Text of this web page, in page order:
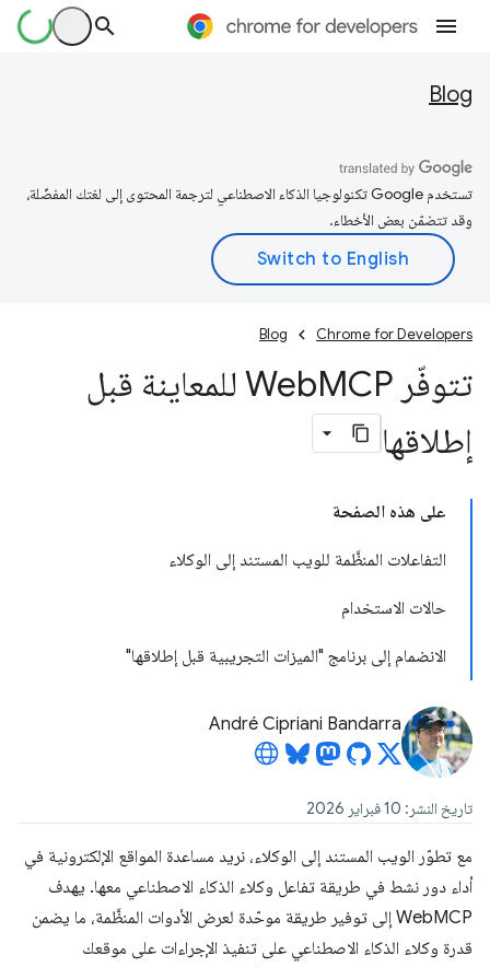
Blog
تستخدم Google تكنولوجيا الذكاء الاصطناعي لترجمة المحتوى إلى لغتك المفضّلة،
وقد تتضمّن بعض الأخطاء.
Chrome for Developers
Blog
تتوفّر Web
MCP للمعاينة قبل
إطلاقها
على هذه الصفحة
التفاعلات المنظَّمة للويب المستند إلى الوكلاء
حالات الاستخدام
الانضمام إلى برنامج "الميزات التجريبية قبل إطلاقها"
André Cipriani Bandarra
تاريخ النشر: 10 فبراير 2026
مع تطوّر الويب المستند إلى الوكلاء، نريد مساعدة المواقع الإلكترونية في
أداء دور نشط في طريقة تفاعل وكلاء الذكاء الاصطناعي معها. يهدف
WebMCP إلى توفير طريقة موحّدة لعرض الأدوات المنظَّمة، ما يضمن
قدرة وكلاء الذكاء الاصطناعي على تنفيذ الإجراءات على موقعك